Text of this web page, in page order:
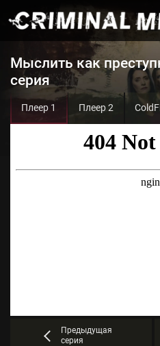
Мыслить как
серия
Плеер 1 Плеер 2
Предыдущая
серия